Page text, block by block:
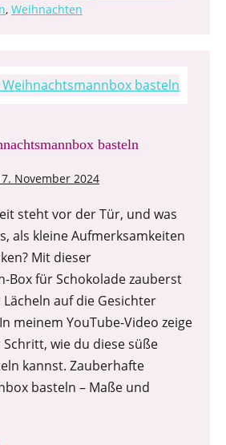
, Weihnachten
basteln
November 2024
steht vor der Tür, und was
als kleine Aufmerksamkeiten
Mit dieser
Box für Schokolade zauberst
auf die Gesichter
meinem YouTube-Video zeige
wie du diese süße
kannst. Zauberhafte
basteln – Maße und